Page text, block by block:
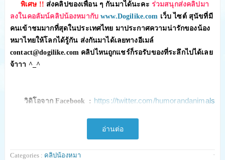
พิเศษ !! ส่งคลิปของเพื่อน ๆ กันมาได้นะคะ ร่วมสนุกส่งคลิปมา
ลงในคอลัมน์คลิปน้องหมากับwww.Dogilike.com เว็บ ไซต์ สุนัขที่มี
คนเข้าชมมากที่สุดในประเทศไทย มาประกาศความน่ารักของน้อง
หมาไทยให้โลกได้รู้กัน ส่งกันมาได้เลยทางอีเมล์
contact@dogilike.com คลิปไหนถูกแชร์ก็รอรับของที่ระลึกไปได้เลย
จ้าาา ^_^
วิดิโอจาก Facebook : https://twitter.com/humorandanimals
อ่านต่อ
Categories : คลิปน้องหมา ·